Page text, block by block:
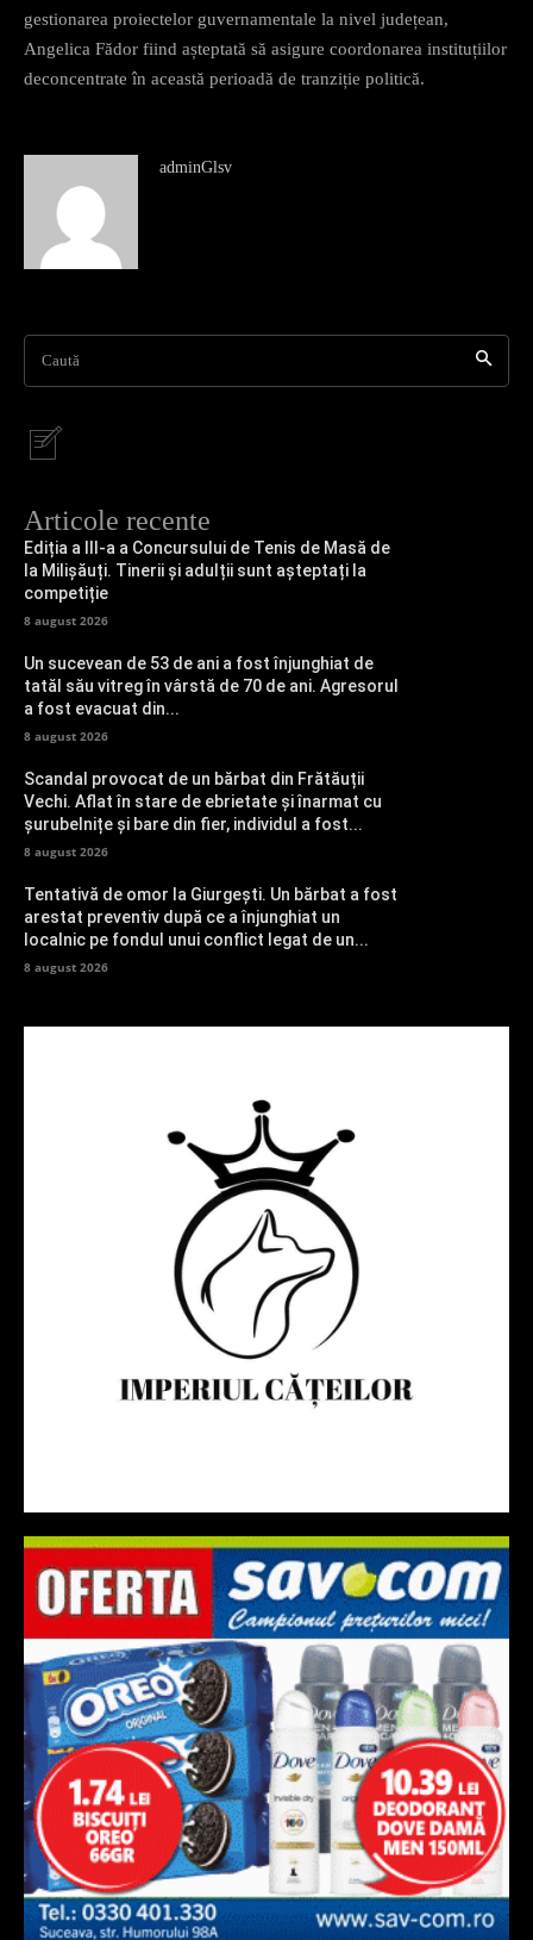
gestionarea proiectelor guvernamentale la nivel județean,
Angelica Fădor fiind așteptată să asigure coordonarea instituțiilor
deconcentrate în această perioadă de tranziție politică.
adminGlsv
Caută
Articole recente
Ediția a III-a a Concursului de Tenis de Masă de
la Milișăuți. Tinerii și adulții sunt așteptați la
competiție
8 august 2026
Un sucevean de 53 de ani a fost înjunghiat de
tatăl său vitreg în vârstă de 70 de ani. Agresorul
a fost evacuat din...
8 august 2026
Scandal provocat de un bărbat din Frătăuții
Vechi. Aflat în stare de ebrietate și înarmat cu
șurubelnițe și bare din fier, individul a fost...
8 august 2026
Tentativă de omor la Giurgești. Un bărbat a fost
arestat preventiv după ce a înjunghiat un
localnic pe fondul unui conflict legat de un...
8 august 2026